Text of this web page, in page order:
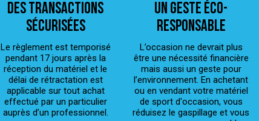
Des transactions
sécurisées
Le règlement est temporisé
pendant 17 jours après la
réception du matériel et le
délai de rétractation est
applicable sur tout achat
effectué par un particulier
auprès d’un professionnel.
Un geste éco-
responsable
L’occasion ne devrait plus
être une nécessité financière
mais aussi un geste pour
l’environnement. En achetant
ou en vendant votre matériel
de sport d'occasion, vous
réduisez le gaspillage et vous